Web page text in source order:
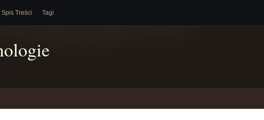
Spis Treści Tagi